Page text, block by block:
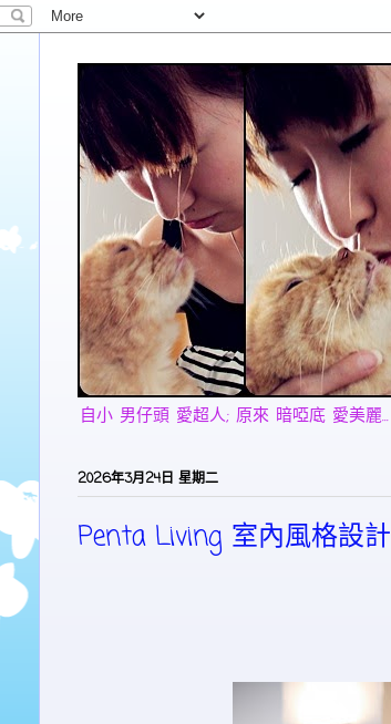
自小 男仔頭 愛超人; 原來 暗啞底 愛美
2026年3月24日 星期二
Penta Living 室內風格設